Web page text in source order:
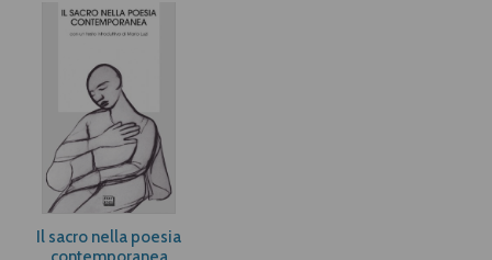
Il sacro nella poesia